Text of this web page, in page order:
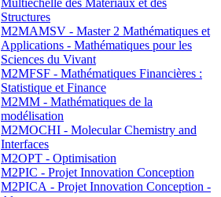
Multiéchelle des Matériaux et des
Structures
M2MAMSV - Master 2 Mathématiques et
Applications - Mathématiques pour les
Sciences du Vivant
M2MFSF - Mathématiques Financières :
Statistique et Finance
M2MM - Mathématiques de la
modélisation
M2MOCHI - Molecular Chemistry and
Interfaces
M2OPT - Optimisation
M2PIC - Projet Innovation Conception
M2PICA - Projet Innovation Conception -